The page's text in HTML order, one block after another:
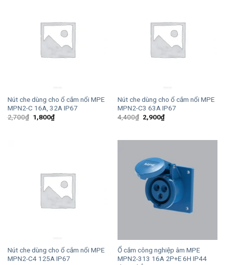
Nút che dùng cho ổ cắm nổi MPE
MPN2-C 16A, 32A IP67
2,700₫ Giá
gốc
1,800₫Giá
hiện
Nút che dùng cho ổ cắm nổi MPE
MPN2-C3 63A IP67
4,400₫ Giá
gốc
2,900₫Giá
hiện
2,900₫.
Nút che dùng cho ổ cắm nổi MPE
MPN2-C4 125A IP67
Ổ cắm công nghiệp âm MPE
MPN2-313 16A 2P+E 6H IP44